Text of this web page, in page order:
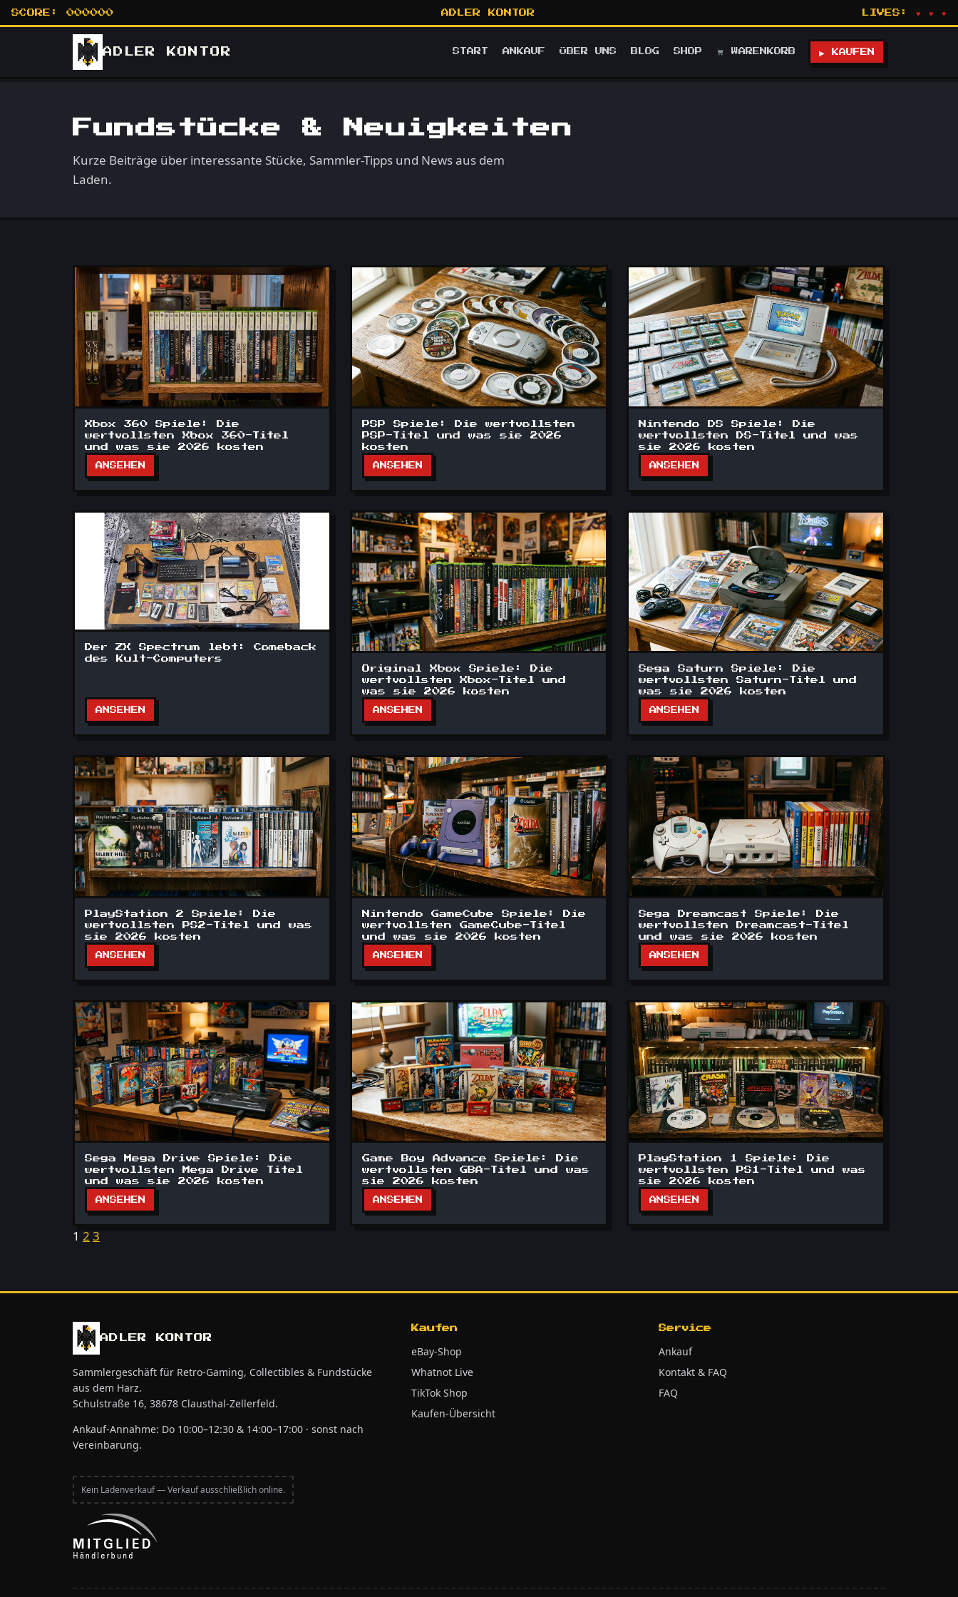
SCORE: 000000 ADLER KONTOR LIVES: ♥ ♥ ♥
ADLER KONTOR START ANKAUF ÜBER UNS BLOG SHOP WARENKORB ▶ KAUFEN
Fundstücke & Neuigkeiten
Kurze Beiträge über interessante Stücke, Sammler-Tipps und News aus dem
Laden.
Xbox 360 Spiele: Die
wertvollsten Xbox 360-Titel
und was sie 2026 kosten
ANSEHEN
PSP Spiele: Die wertvollsten
PSP-Titel und was sie 2026
kosten
ANSEHEN
Nintendo DS Spiele: Die
wertvollsten DS-Titel und was
sie 2026 kosten
ANSEHEN
Der ZX Spectrum lebt: Comeback
des Kult-Computers
ANSEHEN
Original Xbox Spiele: Die
wertvollsten Xbox-Titel und
was sie 2026 kosten
ANSEHEN
Sega Saturn Spiele: Die
wertvollsten Saturn-Titel und
was sie 2026 kosten
ANSEHEN
PlayStation 2 Spiele: Die
wertvollsten PS2-Titel und was
sie 2026 kosten
ANSEHEN
Nintendo GameCube Spiele: Die
wertvollsten GameCube-Titel
und was sie 2026 kosten
ANSEHEN
Sega Dreamcast Spiele: Die
wertvollsten Dreamcast-Titel
und was sie 2026 kosten
ANSEHEN
Sega Mega Drive Spiele: Die
wertvollsten Mega Drive Titel
und was sie 2026 kosten
ANSEHEN
Game Boy Advance Spiele: Die
wertvollsten GBA-Titel und was
sie 2026 kosten
ANSEHEN
PlayStation 1 Spiele: Die
wertvollsten PS1-Titel und was
sie 2026 kosten
ANSEHEN
1 2 3
ADLER KONTOR
Sammlergeschäft für Retro-Gaming, Collectibles & Fundstücke
aus dem Harz.
Schulstraße 16, 38678 Clausthal-Zellerfeld.
Ankauf-Annahme: Do 10:00–12:30 & 14:00–17:00 · sonst nach
Vereinbarung.
Kein Ladenverkauf — Verkauf ausschließlich online.
Kaufen
eBay-Shop
Whatnot Live
TikTok Shop
Kaufen-Übersicht
Service
Ankauf
Kontakt & FAQ
FAQ